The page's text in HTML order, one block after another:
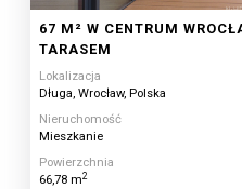
67 M² W CENTRUM
TARASEM
Lokalizacja
Długa, Wrocław, Polska
Nieruchomość
Mieszkanie
Powierzchnia
66,78 m2